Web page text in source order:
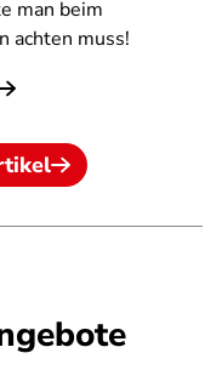
man beim
achten muss!